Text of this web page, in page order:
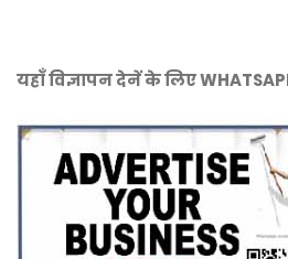
यहाँ विज्ञापन देनें के लिए